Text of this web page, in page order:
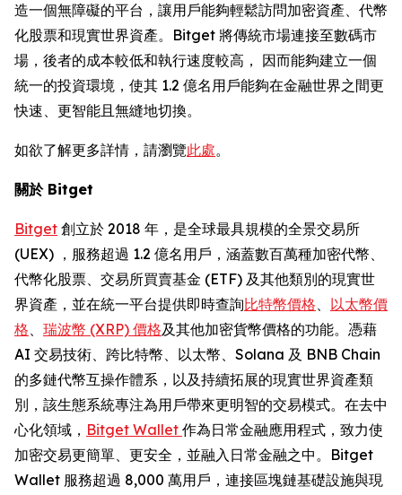
造一個無障礙的平台，讓用戶能夠輕鬆訪問加密資產、代幣
化股票和現實世界資產。Bitget 將傳統市場連接至數碼市
場，後者的成本較低和執行速度較高， 因而能夠建立一個
統一的投資環境，使其 1.2 億名用戶能夠在金融世界之間更
快速、更智能且無縫地切換。
如欲了解更多詳情，請瀏覽此處。
關於 Bitget
Bitget 創立於 2018 年，是全球最具規模的全景交易所
(UEX) ，服務超過 1.2 億名用戶，涵蓋數百萬種加密代幣、
代幣化股票、交易所買賣基金 (ETF) 及其他類別的現實世
界資產，並在統一平台提供即時查詢比特幣價格、 以太幣價
格、 瑞波幣 (XRP) 價格及其他加密貨幣價格的功能。憑藉
AI 交易技術、跨比特幣、以太幣、Solana 及 BNB Chain
的多鏈代幣互操作體系，以及持續拓展的現實世界資產類
別，該生態系統專注為用戶帶來更明智的交易模式。在去中
心化領域， Bitget Wallet 作為日常金融應用程式，致力使
加密交易更簡單、更安全，並融入日常金融之中。Bitget
Wallet 服務超過 8,000 萬用戶，連接區塊鏈基礎設施與現